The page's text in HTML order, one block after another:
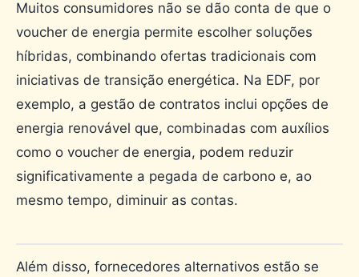
Muitos consumidores não se dão conta de que o
voucher de energia permite escolher soluções
híbridas, combinando ofertas tradicionais com
iniciativas de transição energética. Na EDF, por
exemplo, a gestão de contratos inclui opções de
energia renovável que, combinadas com auxílios
como o voucher de energia, podem reduzir
significativamente a pegada de carbono e, ao
mesmo tempo, diminuir as contas.
Além disso, fornecedores alternativos estão se